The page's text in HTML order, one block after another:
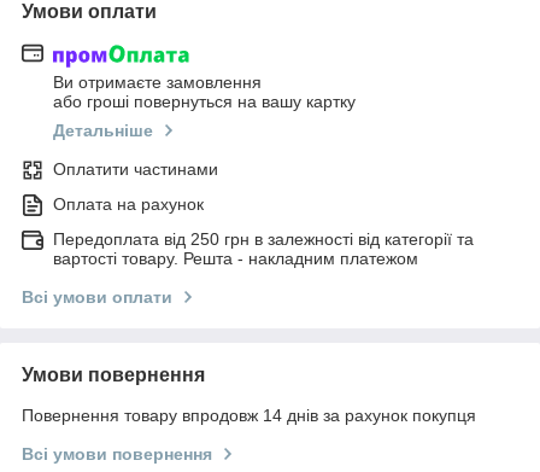
Умови оплати
Ви отримаєте замовлення
або гроші повернуться на вашу картку
Детальніше
Оплатити частинами
Оплата на рахунок
Передоплата від 250 грн в залежності від категорії та
вартості товару. Решта - накладним платежом
Всі умови оплати
Умови повернення
Повернення товару впродовж 14 днів за рахунок покупця
Всі умови повернення